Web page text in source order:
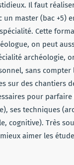
Il faut
master (bac +5)
Cette
on peut
archéologie,
sans
sur des chantiers
pour
ses techniques
cognitive). Très
aimer les